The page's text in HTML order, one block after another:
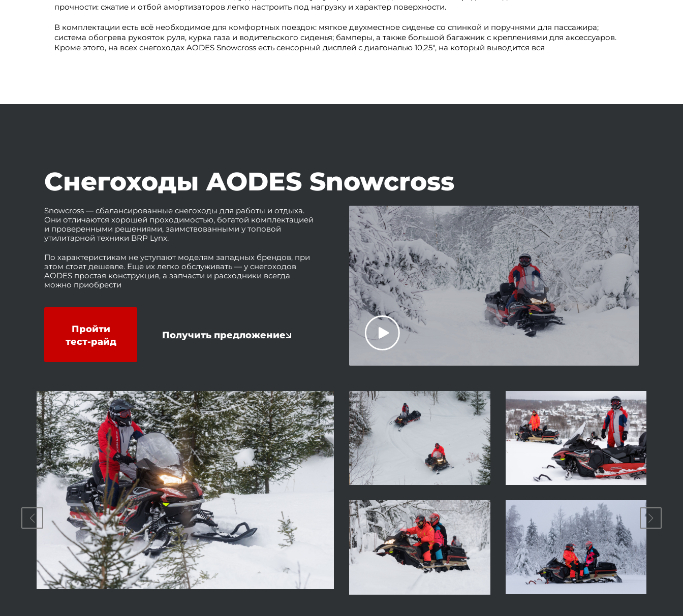
прочности: сжатие и отбой амортизаторов легко настроить под нагрузку и характер поверхности.
В комплектации есть всё необходимое для комфортных поездок: мягкое двухместное сиденье со спинкой и поручнями для пассажира;
система обогрева рукояток руля, курка газа и водительского сиденья; бамперы, а также большой багажник с креплениями для аксессуаров.
Кроме этого, на всех снегоходах AODES Snowcross есть сенсорный дисплей с диагональю 10,25″, на который выводится вся
Cнегоходы AODES Snowcross
Snowcross — сбалансированные снегоходы для работы и отдыха.
Они отличаются хорошей проходимостью, богатой комплектацией
и проверенными решениями, заимствованными у топовой
утилитарной техники BRP Lynx.
По характеристикам не уступают моделям западных брендов, при
этом стоят дешевле. Еще их легко обслуживать — у снегоходов
AODES простая конструкция, а запчасти и расходники всегда
можно приобрести
Пройти
тест-райд
Получить предложение